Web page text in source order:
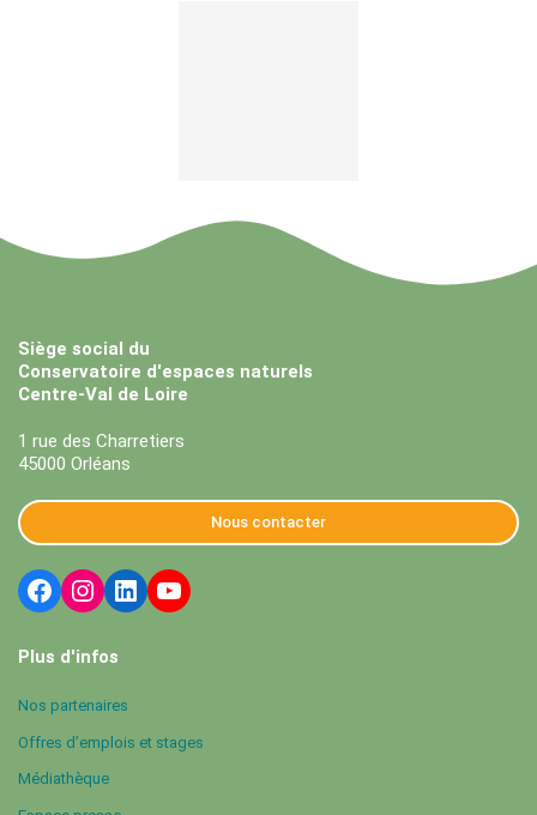
Siège social du
Conservatoire d'espaces naturels
Centre-Val de Loire
1 rue des Charretiers
45000 Orléans
Nous contacter
Plus d'infos
Nos partenaires
Offres d’emplois et stages
Médiathèque